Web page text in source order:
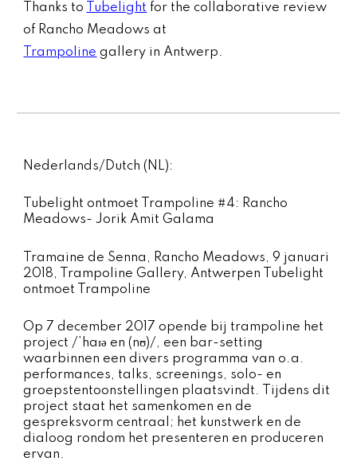
Thanks to Tubelight for the collaborative review
of Rancho Meadows at
Trampoline gallery in Antwerp.
Nederlands/Dutch (NL):
Tubelight ontmoet Trampoline #4: Rancho
Meadows- Jorik Amit Galama
Tramaine de Senna, Rancho Meadows, 9 januari
2018, Trampoline Gallery, Antwerpen Tubelight
ontmoet Trampoline
Op 7 december 2017 opende bij trampoline het
project /’haɪə en (nʊ)/, een bar-setting
waarbinnen een divers programma van o.a.
performances, talks, screenings, solo- en
groepstentoonstellingen plaatsvindt. Tijdens dit
project staat het samenkomen en de
gespreksvorm centraal; het kunstwerk en de
dialoog rondom het presenteren en produceren
ervan.